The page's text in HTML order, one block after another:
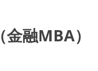
融MBA）